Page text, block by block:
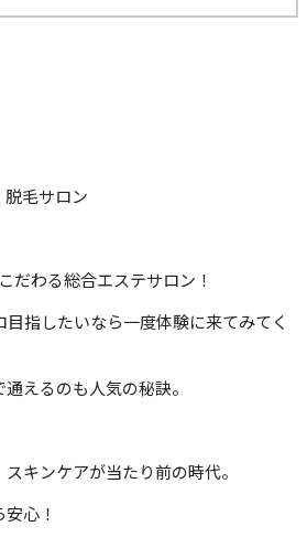
毛サロン
だわる総合エステサロン！
指したいなら一度体験に来てみてく
えるのも人気の秘訣。
キンケアが当たり前の時代。
心！